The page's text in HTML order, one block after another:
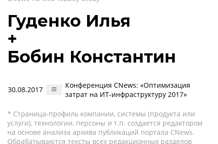
Гуденко Илья
+
Бобин Константин
30.08.2017
Конференция CNews: «Оптимизация
затрат на ИТ-инфраструктуру 2017»
* Страница-профиль компании, системы (продукта или
услуги), технологии, персоны и т.п. создается редактором
на основе анализа архива публикаций портала CNews.
Обрабатываются тексты всех редакционных разделов